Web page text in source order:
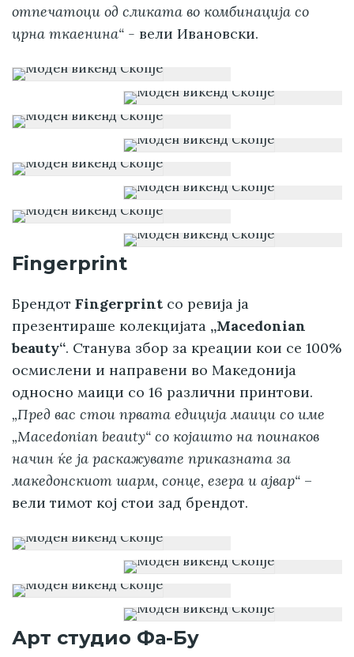
отпечатоци од сликата во комбинација со
црна ткаенина“ - вели Ивановски.
Fingerprint
Брендот Fingerprint со ревија ја
презентираше колекцијата „Macedonian
beauty“. Станува збор за креации кои се 100%
осмислени и направени во Македонија
односно маици со 16 различни принтови.
„Пред вас стои првата едиција маици со име
„Macedonian beauty“ со којашто на поинаков
начин ќе ја раскажувате приказната за
македонскиот шарм, сонце, езера и ајвар“ –
вели тимот кој стои зад брендот.
Арт студио Фа-Бу